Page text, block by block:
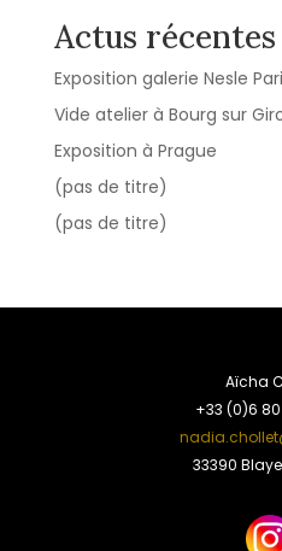
Actus récentes
Exposition galerie Nesle
Vide atelier à Bourg sur
Exposition à Prague
(pas de titre)
(pas de titre)
Aïcha
+33 (0)6
33390